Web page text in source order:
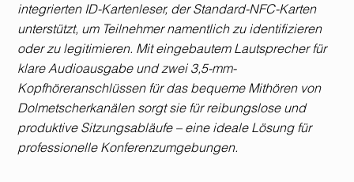
integrierten ID-Kartenleser, der Standard-NFC-Karten
unterstützt, um Teilnehmer namentlich zu identifizieren
oder zu legitimieren. Mit eingebautem Lautsprecher für
klare Audioausgabe und zwei 3,5-mm-
Kopfhöreranschlüssen für das bequeme Mithören von
Dolmetscherkanälen sorgt sie für reibungslose und
produktive Sitzungsabläufe – eine ideale Lösung für
professionelle Konferenzumgebungen.